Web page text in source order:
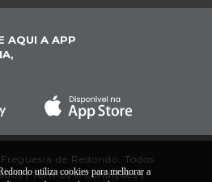
AQUI A APP
de Redondo. Todos
|Termos e Condições|*
utiliza cookies para melhorar a